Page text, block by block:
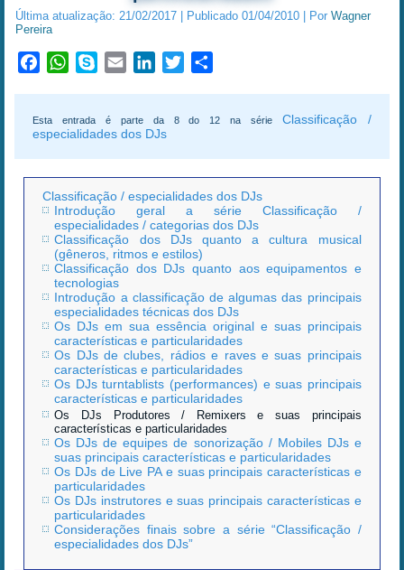
Última atualização: 21/02/2017 Publicado 01/04/2010 Por Wagner
Pereira
FacebookWhatsApp
Skype Email LinkedInTwitter
Esta entrada é parte da 8 do 12 na série Classificação /
especialidades dos DJs
Classificação / especialidades dos DJs
Introdução geral a série Classificação /
especialidades / categorias dos DJs
Classificação dos DJs quanto a cultura musical
(gêneros, ritmos e estilos)
Classificação dos DJs quanto aos equipamentos e
tecnologias
Introdução a classificação de algumas das principais
especialidades técnicas dos DJs
Os DJs em sua essência original e suas principais
características e particularidades
Os DJs de clubes, rádios e raves e suas principais
características e particularidades
Os DJs turntablists (performances) e suas principais
características e particularidades
Os DJs Produtores / Remixers e suas principais
características e particularidades
Os DJs de equipes de sonorização / Mobiles DJs e
suas principais características e particularidades
Os DJs de Live PA e suas principais características e
particularidades
Os DJs instrutores e suas principais características e
particularidades
Considerações finais sobre a série “Classificação /
especialidades dos DJs”